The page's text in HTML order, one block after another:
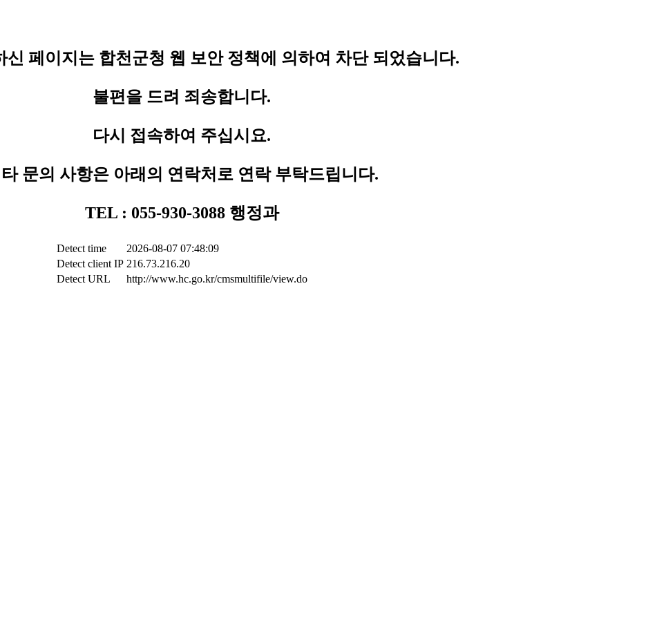
신 페이지는 합천군청 웹 보안 정책에 의하여 차단 되었습니다.
불편을 드려 죄송합니다.
다시 접속하여 주십시요.
문의 사항은 아래의 연락처로 연락 부탁드립니다.
TEL : 055-930-3088 행정과
Detect time
2026-08-07 07:48:09
Detect client IP 216.73.216.20
Detect URL
http://www.hc.go.kr/cmsmultifile/view.do